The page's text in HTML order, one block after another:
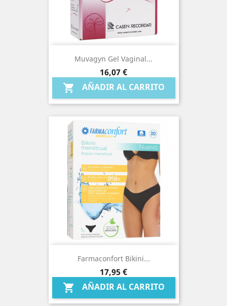
Muvagyn Gel Vaginal...
Precio
16,07 €
 AÑADIR AL CARRITO
Farmaconfort Bikini...
Precio
17,95 €
 AÑADIR AL CARRITO